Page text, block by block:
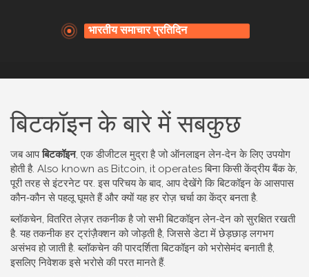
बिटकॉइन के बारे में सबकुछ
जब आपबिटकॉइन,एक डीजीटल मुद्रा है जो ऑनलाइन लेन‑देन के लिए उपयोग
होती है. Also known as Bitcoin, it operates बिना किसी केंद्रीय बैंक के,
पूरी तरह से इंटरनेट पर. इस परिचय के बाद, आप देखेंगे कि बिटकॉइन के आसपास
कौन‑कौन से पहलू घूमते हैं और क्यों यह हर रोज़ चर्चा का केंद्र बनता है.
ब्लॉकचेन,वितरित लेज़र तकनीक है जो सभी बिटकॉइन लेन‑देन को सुरक्षित रखती
है. यह तकनीक हर ट्रांज़ैक्शन को जोड़ती है, जिससे डेटा में छेड़छाड़ लगभग
असंभव हो जाती है. ब्लॉकचेन की पारदर्शिता बिटकॉइन को भरोसेमंद बनाती है,
इसलिए निवेशक इसे भरोसे की परत मानते हैं.